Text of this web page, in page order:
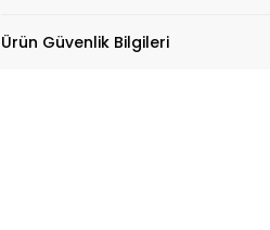
Ürün Güvenlik Bilgileri